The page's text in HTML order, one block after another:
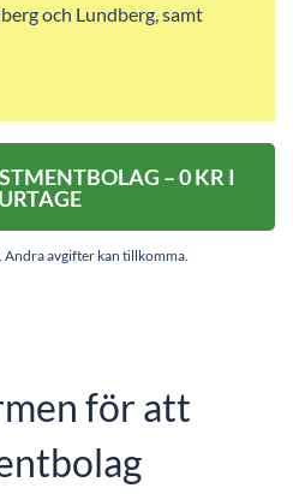
och Lundberg, samt
– 0 KR I
avgifter kan tillkomma.
för att